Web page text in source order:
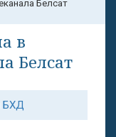
Белсат
в
Белсат
БХД